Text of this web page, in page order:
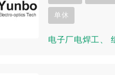
单休
电子厂电焊工 、